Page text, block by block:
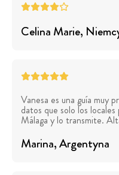
Celina Marie,
Vanesa es una guía muy
datos que solo los
Málaga y lo transmite.
Marina, Argentyna